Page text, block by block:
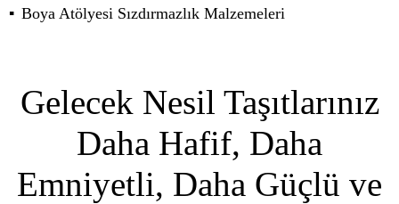
Boya Atölyesi Sızdırmazlık Malzemeleri
Gelecek Nesil Taşıtlarınız
Daha Hafif, Daha
Emniyetli, Daha Güçlü ve